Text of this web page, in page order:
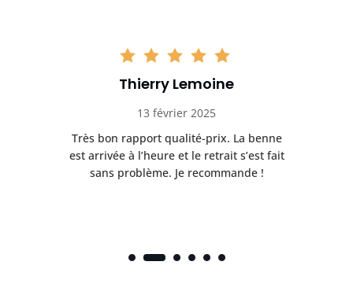
Thierry Lemoine
13 février 2025
Très bon rapport qualité-prix. La benne
est arrivée à l’heure et le retrait s’est fait
sans problème. Je recommande !